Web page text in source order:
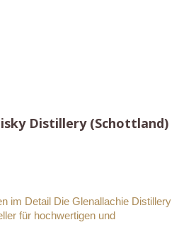
Distillery (Schottland)
im Detail Die Glenallachie Distillery
für hochwertigen und